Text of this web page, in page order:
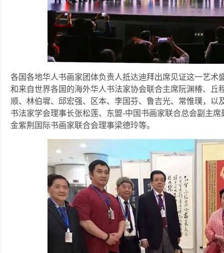
各国各地华人书画家团体负责人抵达迪拜出席见证这一艺术
和来自世界各国的海外华人书法家协会联合主席阮渊椿、丘
顺、林伯墀、邱宏强、区本、李国芬、鲁吉光、常惟璞，以
书法家学会理事长张松莲、东盟-中国书画家联合总会副主
金紫荆国际书画家联合会理事梁德玲等。